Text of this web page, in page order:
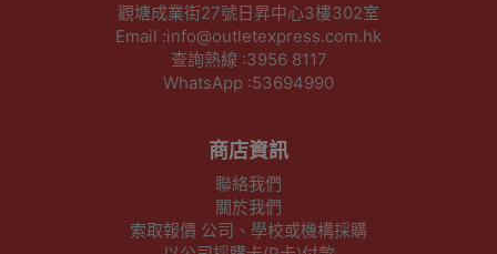
觀塘成業街27號日昇中心3樓302室
Email :info@outletexpress.com.hk
查詢熱線 :3956 8117
WhatsApp :53694990
商店資訊
聯絡我們
關於我們
索取報價 公司、學校或機構採購